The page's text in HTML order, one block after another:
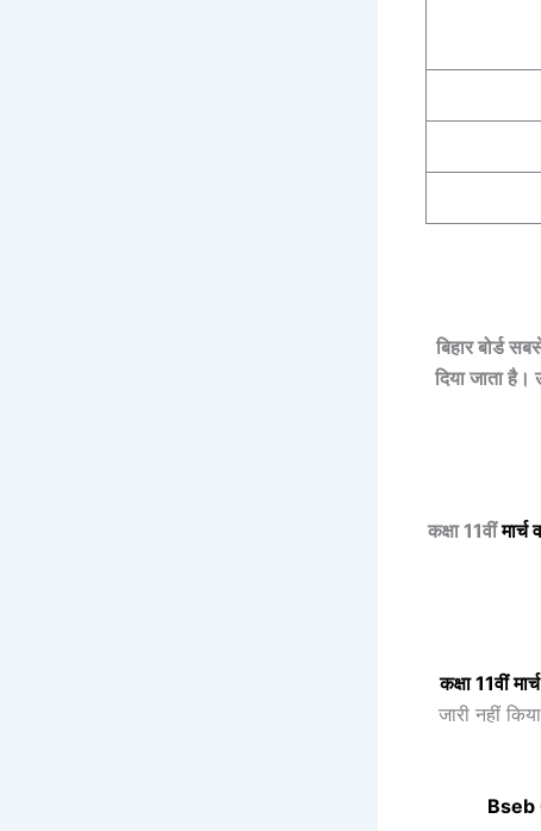
बिहार बोर्ड
दिया जाता
कक्षा 11वींमार्च
कक्षा 11वींमार्च
जारी नहीं
Bseb